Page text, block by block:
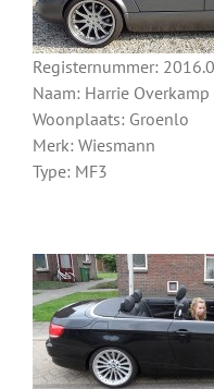
Registernummer:
Naam: Harrie Overkamp
Woonplaats: Groenlo
Merk: Wiesmann
Type: MF3